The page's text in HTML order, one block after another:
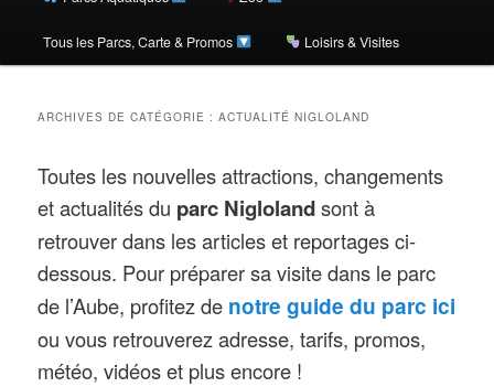
Tous les Parcs, Carte & Promos Loisirs & Visites
ARCHIVES DE CATÉGORIE :ACTUALITÉ NIGLOLAND
Toutes les nouvelles attractions, changements
et actualités du parc Niglolandsont à
retrouver dans les articles et reportages ci-
dessous. Pour préparer sa visite dans le parc
de l’Aube, profitez de notre guide du parc ici
ou vous retrouverez adresse, tarifs, promos,
météo, vidéos et plus encore !